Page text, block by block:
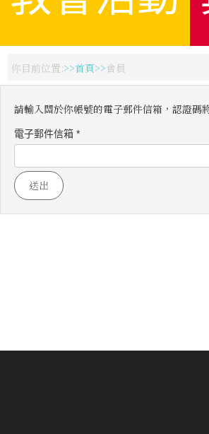
你目前位置: 首頁 會員
請輸入關於你帳號的電子郵件信箱，認證碼
電子郵件信箱 *
送出